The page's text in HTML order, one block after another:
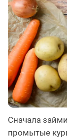
Сначала
промытые